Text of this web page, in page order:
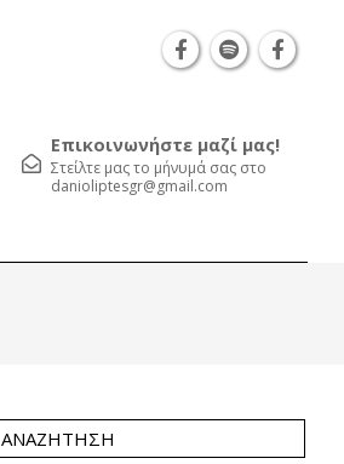
Επικοινωνήστε μαζί μας!
Στείλτε μας το μήνυμά σας στο
danioliptesgr@gmail.com
ΑΝΑΖΉΤΗΣΗ